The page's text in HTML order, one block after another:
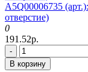
A5Q00006735
отверстие)
0
191.52р.
-
В корзину